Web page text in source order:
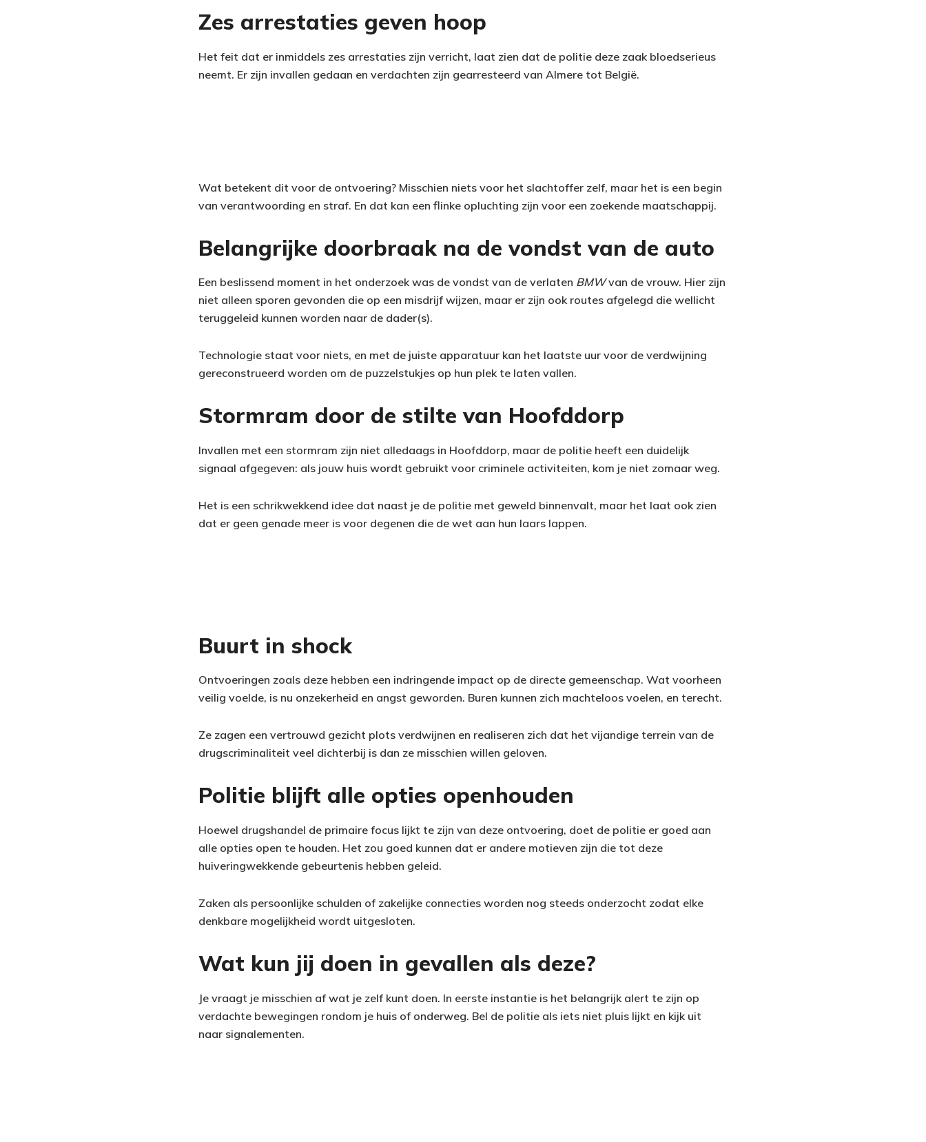
Zes arrestaties geven hoop
Het feit dat er inmiddels zes arrestaties zijn verricht, laat zien dat de politie deze zaak bloedserieus
neemt. Er zijn invallen gedaan en verdachten zijn gearresteerd van Almere tot België.
Wat betekent dit voor de ontvoering? Misschien niets voor het slachtoffer zelf, maar het is een begin
van verantwoording en straf. En dat kan een flinke opluchting zijn voor een zoekende maatschappij.
Belangrijke doorbraak na de vondst van de auto
Een beslissend moment in het onderzoek was de vondst van de verlaten BMWvan de vrouw. Hier zijn
niet alleen sporen gevonden die op een misdrijf wijzen, maar er zijn ook routes afgelegd die wellicht
teruggeleid kunnen worden naar de dader(s).
Technologie staat voor niets, en met de juiste apparatuur kan het laatste uur voor de verdwijning
gereconstrueerd worden om de puzzelstukjes op hun plek te laten vallen.
Stormram door de stilte van Hoofddorp
Invallen met een stormram zijn niet alledaags in Hoofddorp, maar de politie heeft een duidelijk
signaal afgegeven: als jouw huis wordt gebruikt voor criminele activiteiten, kom je niet zomaar weg.
Het is een schrikwekkend idee dat naast je de politie met geweld binnenvalt, maar het laat ook zien
dat er geen genade meer is voor degenen die de wet aan hun laars lappen.
Buurt in shock
Ontvoeringen zoals deze hebben een indringende impact op de directe gemeenschap. Wat voorheen
veilig voelde, is nu onzekerheid en angst geworden. Buren kunnen zich machteloos voelen, en terecht.
Ze zagen een vertrouwd gezicht plots verdwijnen en realiseren zich dat het vijandige terrein van de
drugscriminaliteit veel dichterbij is dan ze misschien willen geloven.
Politie blijft alle opties openhouden
Hoewel drugshandel de primaire focus lijkt te zijn van deze ontvoering, doet de politie er goed aan
alle opties open te houden. Het zou goed kunnen dat er andere motieven zijn die tot deze
huiveringwekkende gebeurtenis hebben geleid.
Zaken als persoonlijke schulden of zakelijke connecties worden nog steeds onderzocht zodat elke
denkbare mogelijkheid wordt uitgesloten.
Wat kun jij doen in gevallen als deze?
Je vraagt je misschien af wat je zelf kunt doen. In eerste instantie is het belangrijk alert te zijn op
verdachte bewegingen rondom je huis of onderweg. Bel de politie als iets niet pluis lijkt en kijk uit
naar signalementen.